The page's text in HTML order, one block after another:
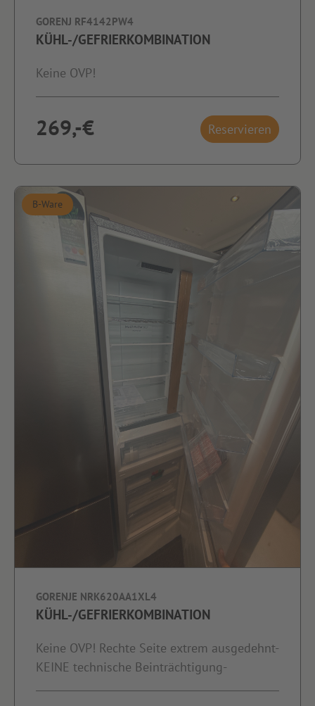
GORENJ RF4142PW4
KÜHL-/GEFRIERKOMBINATION
Keine OVP!
269,-€ Reservieren
B-Ware
GORENJE NRK620AA1XL4
KÜHL-/GEFRIERKOMBINATION
Keine OVP! Rechte Seite extrem ausgedehnt-
KEINE technische Beinträchtigung-